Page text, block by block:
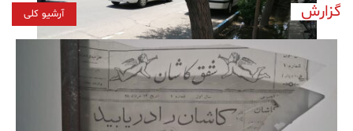
آبیاری غرقابی در کاشان در اوج بحران آب
گزارش آرشیو کلی